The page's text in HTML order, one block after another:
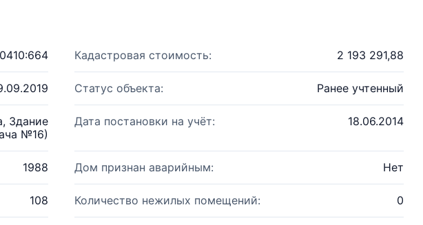
Кадастровая стоимость: 2 193 291,88
Статус объекта: Ранее учтенный
Здание
№16)
Дата постановки на учёт: 18.06.2014
1988 Дом признан аварийным: Нет
108 Количество нежилых помещений: 0